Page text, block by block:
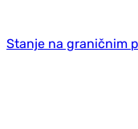
Stanje na graničnim